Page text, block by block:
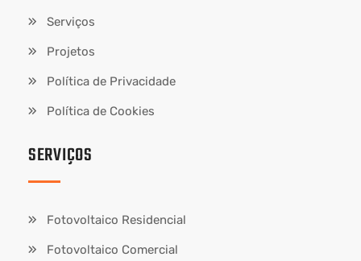
Serviços
Projetos
Política de Privacidade
Política de Cookies
SERVIÇOS
Fotovoltaico Residencial
Fotovoltaico Comercial